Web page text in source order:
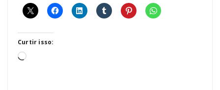
Curtir isso:
Carregando...